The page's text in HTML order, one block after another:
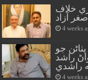
خلاف
آزاد
4 weeks
جو
راشد
راشدي
4 weeks